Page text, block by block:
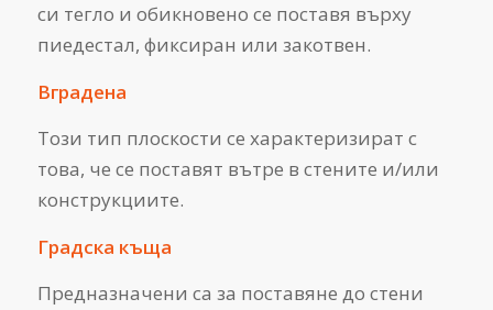
си тегло и обикновено се поставя върху
пиедестал, фиксиран или закотвен.
Вградена
Този тип плоскости се характеризират с
това, че се поставят вътре в стените и/или
конструкциите.
Градска къща
Предназначени са за поставяне до стени